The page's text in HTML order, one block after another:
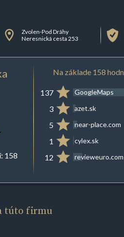
Zvolen-Pod Dráhy
Neresnická cesta 253
158
Na základe 158
137 GoogleMaps
3 azet.sk
5 near-place.com
1 cylex.sk
12 revieweuro.com
túto firmu